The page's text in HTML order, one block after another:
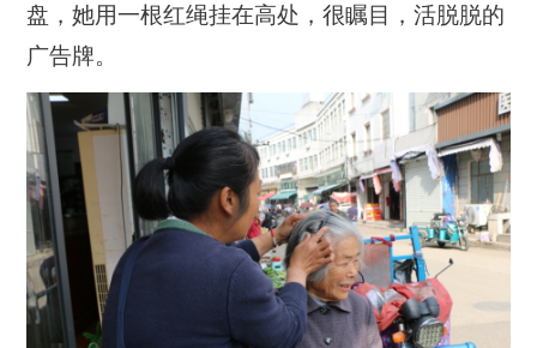
盘，她用一根红绳挂在高处，很瞩目，活脱脱的
广告牌。